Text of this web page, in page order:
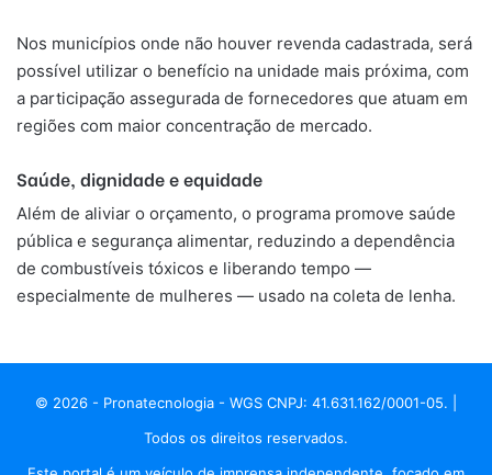
Nos municípios onde não houver revenda cadastrada, será
possível utilizar o benefício na unidade mais próxima, com
a participação assegurada de fornecedores que atuam em
regiões com maior concentração de mercado.
Saúde, dignidade e equidade
Além de aliviar o orçamento, o programa promove saúde
pública e segurança alimentar, reduzindo a dependência
de combustíveis tóxicos e liberando tempo —
especialmente de mulheres — usado na coleta de lenha.
© 2026 - Pronatecnologia - WGS CNPJ: 41.631.162/0001-05. |
Todos os direitos reservados.